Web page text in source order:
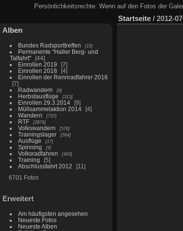
Persönlichkeitsrechte: Wenn auf den Fotos der
Alben
Bundes Radsporttreffen 15
Permanente "Haller Berg- und
Talfahrt"
44
Einrollen 2019
7
Einrollen 2018
4
Einrollen der Rennradfahrer 2016
7
Radwandern
8
Herbstausflüge 313
Einrollen 29.3.2014
9
Müllsammelaktion 2014
4
Wandern
737
RTF 3876
Volkswandern 578
Trainingslager 564
Ausflüge 17
Spinning 9
Volksradfahren 493
Training
5
Abschlussfahrt 2012
11
6701 Fotos
Erweitert
Am häufigsten angesehen
Neueste Fotos
Neueste Alben
Startseite / 2012-